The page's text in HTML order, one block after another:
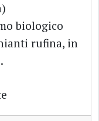
biologico
rufina, in